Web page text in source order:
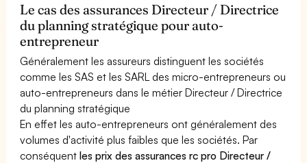
Le cas des assurances Directeur / Directrice
du planning stratégique pour auto-
entrepreneur
Généralement les assureurs distinguent les sociétés
comme les SAS et les SARL des micro-entrepreneurs ou
auto-entrepreneurs dans le métier Directeur / Directrice
du planning stratégique
En effet les auto-entrepreneurs ont généralement des
volumes d'activité plus faibles que les sociétés. Par
conséquentles prix des assurances rc pro Directeur /